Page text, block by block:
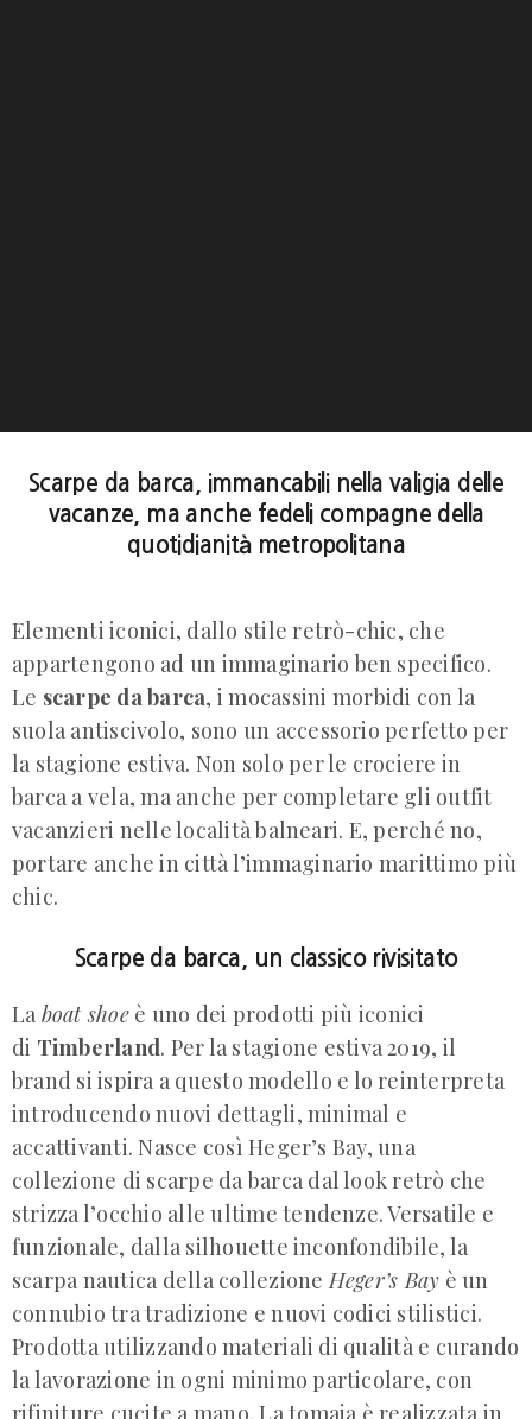
Scarpe da barca, immancabili nella valigia delle
vacanze, ma anche fedeli compagne della
quotidianità metropolitana
Elementi iconici, dallo stile retrò-chic, che
appartengono ad un immaginario ben specifico.
Le scarpe da barca, i mocassini morbidi con la
suola antiscivolo, sono un accessorio perfetto per
la stagione estiva. Non solo per le crociere in
barca a vela, ma anche per completare gli outfit
vacanzieri nelle località balneari. E, perché no,
portare anche in città l’immaginario marittimo più
chic.
Scarpe da barca, un classico rivisitato
La boat shoeè uno dei prodotti più iconici
di Timberland. Per la stagione estiva 2019, il
brand si ispira a questo modello e lo reinterpreta
introducendo nuovi dettagli, minimal e
accattivanti. Nasce così Heger’s Bay, una
collezione di scarpe da barca dal look retrò che
strizza l’occhio alle ultime tendenze. Versatile e
funzionale, dalla silhouette inconfondibile, la
scarpa nautica della collezione Heger’s Bay è un
connubio tra tradizione e nuovi codici stilistici.
Prodotta utilizzando materiali di qualità e curando
la lavorazione in ogni minimo particolare, con
rifiniture cucite a mano. La tomaia è realizzata in